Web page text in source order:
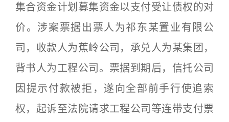
集合资金计划募集资金以支付受让债权的对
价。涉案票据出票人为祁东某置业有限公
司，收款人为蕉岭公司，承兑人为某集团，
背书人为工程公司。票据到期后，信托公司
因提示付款被拒，遂向全部前手行使追索
权，起诉至法院请求工程公司等连带支付票